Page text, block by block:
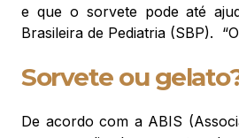
e que o sorvete pode até
Brasileira de Pediatria (SBP).
Sorvete ou
De acordo com a ABIS